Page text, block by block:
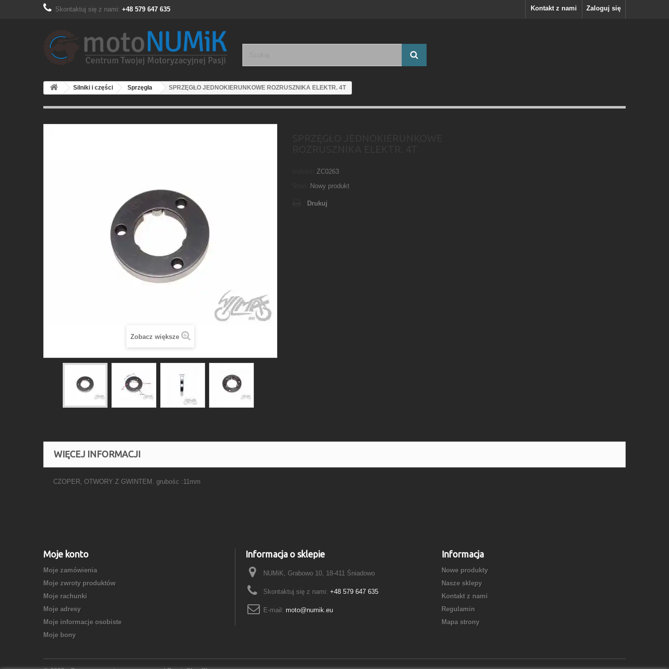
Zaloguj się
Kontakt z nami
Skontaktuj się z nami: +48 579 647 635
Silniki i części Sprzęgła SPRZĘGŁO JEDNOKIERUNKOWE ROZRUSZNIKA ELEKTR. 4T
Zobacz większe
ZC0263
Nowy produkt
Drukuj
WIĘCEJ INFORMACJI
CZOPER, OTWORY Z GWINTEM. grubośc :11mm
Moje konto
Moje zamówienia
Moje zwroty produktów
Moje rachunki
Moje adresy
Moje informacje osobiste
Moje bony
Informacja o sklepie
NUMiK, Grabowo 10, 18-411 Śniadowo
Skontaktuj się z nami: +48 579 647 635
E-mail: moto@numik.eu
Informacja
Nowe produkty
Nasze sklepy
Kontakt z nami
Regulamin
Mapa strony